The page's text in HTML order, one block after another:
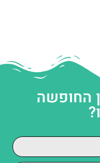
החופשה